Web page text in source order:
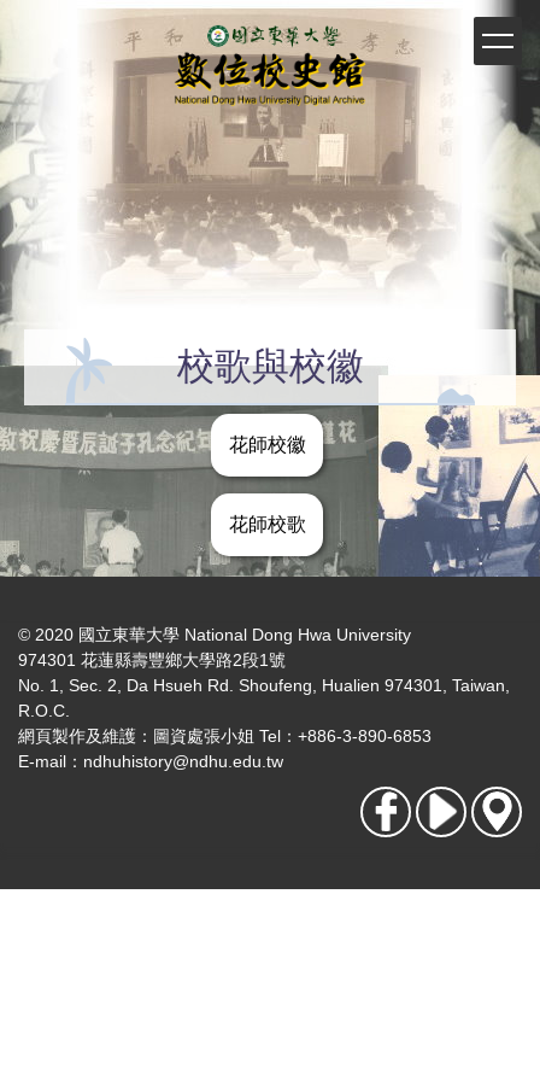
要
內
容
校歌與校徽
花師校徽
花師校歌
© 2020 國立東華大學 National Dong Hwa University
974301 花蓮縣壽豐鄉大學路2段1號
No. 1, Sec. 2, Da Hsueh Rd. Shoufeng, Hualien 974301, Taiwan,
R.O.C.
網頁製作及維護：圖資處張小姐 Tel：+886-3-890-6853
E-mail： ndhuhistory@ndhu.edu.tw